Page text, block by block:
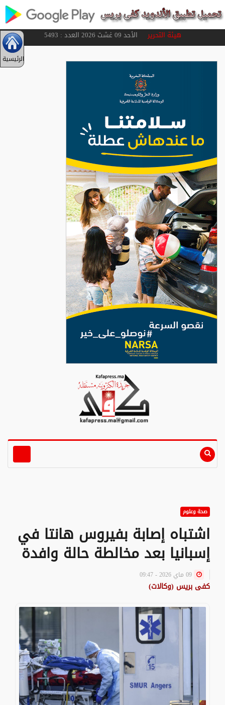
هيئة التحريرالأحد 09 غشت 2026 العدد : 5493
الرئيسية
صحة وعلوم
اشتباه إصابة بفيروس هانتا في
إسبانيا بعد مخالطة حالة وافدة
كفى بريس (وكالات)